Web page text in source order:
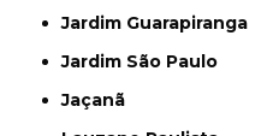
Jardim Guarapiranga
Jardim São Paulo
Jaçanã